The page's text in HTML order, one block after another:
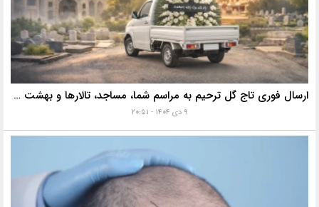
ارسال فوری تاج گل ترحیم به مراسم شما، مساجد، تالارها و بهشت زهرا با خدمات ویژه
۹ دی ۱۴۰۴ - ۲۰:۵۱